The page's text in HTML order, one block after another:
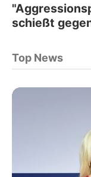
schießt
Top News